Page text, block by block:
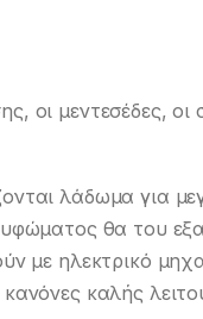
οι μεντεσέδες, οι
λάδωμα για
θα του
με ηλεκτρικό
καλής